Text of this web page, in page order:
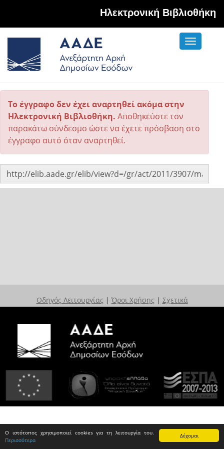
Δέχομαι
Ο ιστότοπος χρησιμοποιεί cookies για τη λειτουργία του.
Περισσότερα
Hλεκτρονική Βιβλιοθήκη
Toggle
Το έγγραφο δεν έχει αναρτηθεί ακόμα στην
Ηλεκτρονική Βιβλιοθήκη. Αποθηκεύστε τον
παρακάτω σύνδεσμο ώστε να έχετε πρόσβαση στο
έγγραφο αυτό όταν αναρτηθεί.
Οδηγός Λειτουργίας | Όροι Χρήσης | Σχετικά